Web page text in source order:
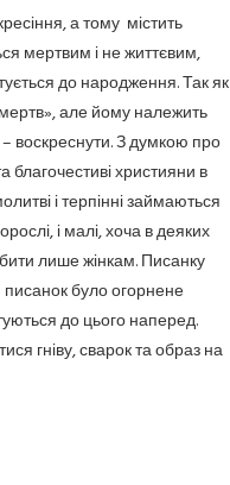
а тому містить
мертвим і не життєвим,
до народження. Так як
але йому належить
воскреснути. З думкою про
благочестиві християни в
і терпінні займаються
і малі, хоча в деяких
лише жінкам. Писанку
писанок було огорнене
до цього наперед.
гніву, сварок та образ на